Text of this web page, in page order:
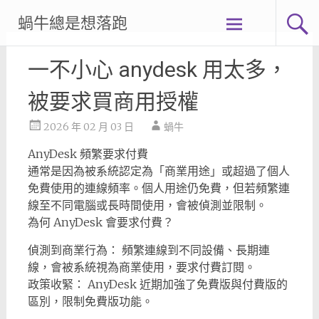
content
蝸牛總是想落跑
一不小心 anydesk 用太多，
被要求買商用授權
2026 年 02 月 03 日 蝸牛
AnyDesk 頻繁要求付費
通常是因為被系統認定為「商業用途」或超過了個人
免費使用的連線頻率。個人用途仍免費，但若頻繁連
線至不同電腦或長時間使用，會被偵測並限制。
為何 AnyDesk 會要求付費？
偵測到商業行為： 頻繁連線到不同設備、長期連
線，會被系統視為商業使用，要求付費訂閱。
政策收緊： AnyDesk 近期加強了免費版與付費版的
區別，限制免費版功能。